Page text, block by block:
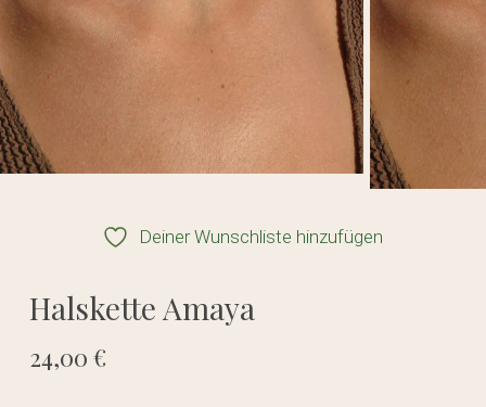
Deiner Wunschliste hinzufügen
Halskette Amaya
24,00 €